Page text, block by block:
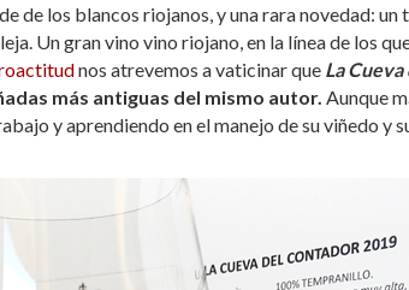
de los blancos riojanos, y una rara novedad:
Un gran vino vino riojano, en la línea de los
nos atrevemos a vaticinar que La
más antiguas del mismo autor. Aunque
y aprendiendo en el manejo de su viñedo y